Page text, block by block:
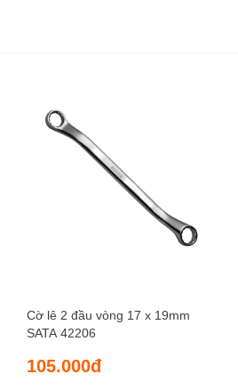
Cờ lê 2 đầu vòng 17 x 19mm
SATA 42206
105.000đ